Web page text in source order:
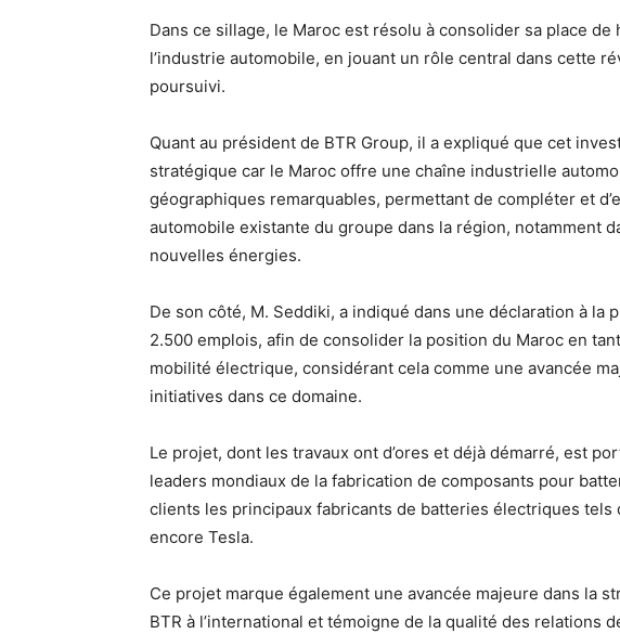
Dans ce sillage, le Maroc est résolu à consolider sa place
l’industrie automobile, en jouant un rôle central dans cette
poursuivi.
Quant au président de BTR Group, il a expliqué que cet
stratégique car le Maroc offre une chaîne industrielle
géographiques remarquables, permettant de compléter et
automobile existante du groupe dans la région, notamment
nouvelles énergies.
De son côté, M. Seddiki, a indiqué dans une déclaration à la
2.500 emplois, afin de consolider la position du Maroc en
mobilité électrique, considérant cela comme une avancée
initiatives dans ce domaine.
Le projet, dont les travaux ont d’ores et déjà démarré, est
leaders mondiaux de la fabrication de composants pour
clients les principaux fabricants de batteries électriques tels
encore Tesla.
Ce projet marque également une avancée majeure dans la
BTR à l’international et témoigne de la qualité des relations